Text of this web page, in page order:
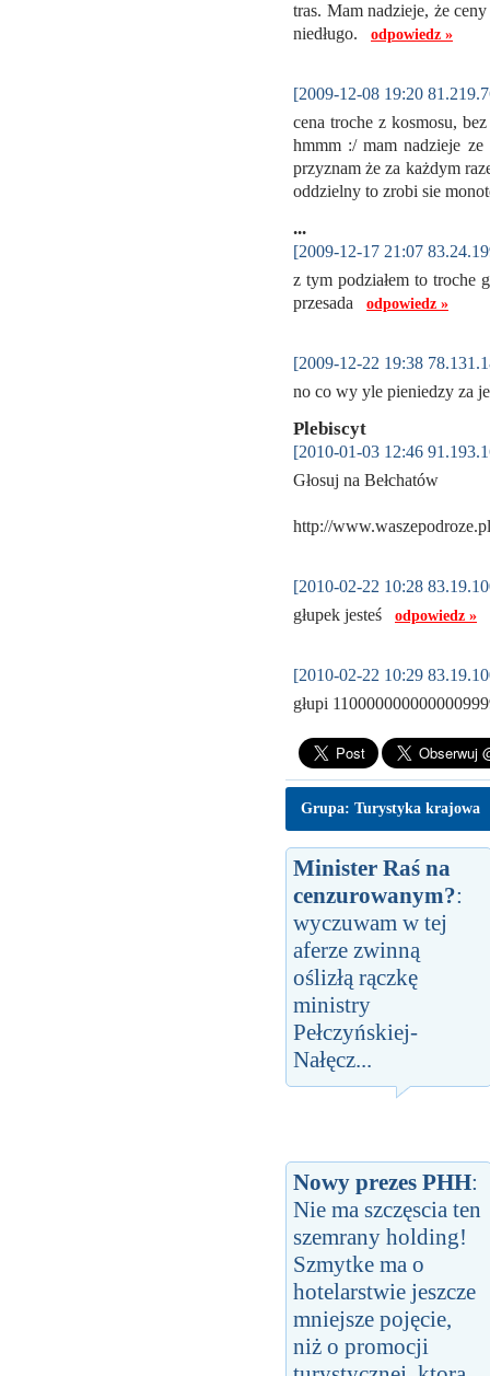
tras. Mam nadzieje, że
niedługo. odpowiedz »
[2009-12-08 19:20
cena troche z kosmosu,
hmmm :/ mam nadzieje
przyznam że za każdym
oddzielny to zrobi sie
...
[2009-12-17 21:07
z tym podziałem to troche
przesada odpowiedz »
[2009-12-22 19:38
no co wy yle pieniedzy za
Plebiscyt
[2010-01-03 12:46
Głosuj na Bełchatów
http://
[2010-02-22 10:28
głupek jesteś odpowiedz »
[2010-02-22 10:29
głupi
Grupa: Turystyka krajowa
Minister Raś na
cenzurowanym?:
wyczuwam w tej
aferze zwinną
oślizłą rączkę
ministry
Pełczyńskiej-
Nałęcz...
Nowy prezes PHH:
Nie ma szczęscia ten
szemrany holding!
Szmytke ma o
hotelarstwie jeszcze
mniejsze pojęcie,
niż o promocji